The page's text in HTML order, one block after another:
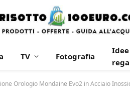
TV Fotografia
Idee
Orologio Mondaine Evo2 in Acciaio